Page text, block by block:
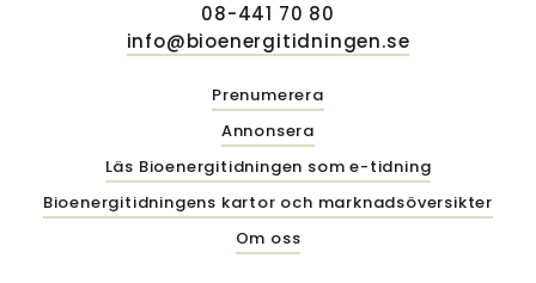
08-441 70 80
info@bioenergitidningen.se
Prenumerera
Annonsera
Läs Bioenergitidningen som e-tidning
Bioenergitidningens kartor och marknadsöversikter
Om oss